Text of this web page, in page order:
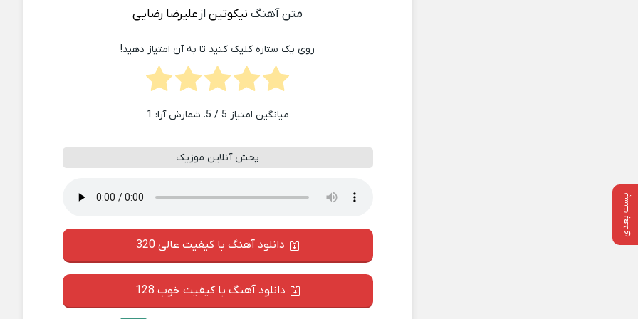
پست بعدی
متن آهنگ نیکوتینازعلیرضا رضایی
روی یک ستاره کلیک کنید تا به آن امتیاز دهید!
میانگین امتیاز 5 / 5. شمارش آرا: 1
پخش آنلاین موزیک
دانلود آهنگ با کیفیت عالی 320
دانلود آهنگ با کیفیت خوب 128